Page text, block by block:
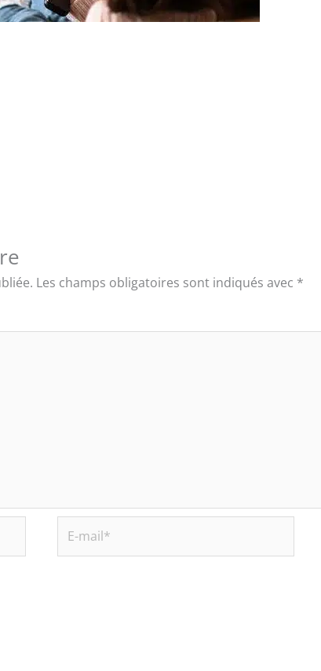
Les champs obligatoires sont indiqués avec *
mail*